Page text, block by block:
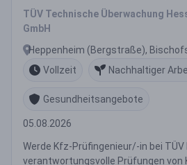
TÜV Technische Überwachung
GmbH
Heppenheim (Bergstraße),
Vollzeit
Nachhaltiger
Gesundheitsangebote
05.08.2026
Werde Kfz-Prüfingenieur/-in bei TÜV
verantwortungsvolle Prüfungen von